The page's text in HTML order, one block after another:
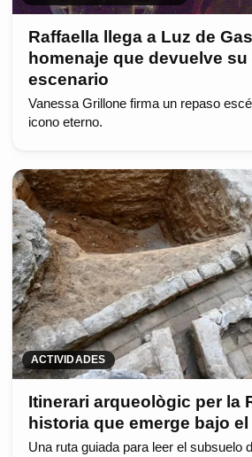
Raffaella llega a Luz de
homenaje que devuelve su
escenario
Vanessa Grillone firma un repaso
icono eterno.
ACTIVIDADES
Itinerari arqueològic per la
historia que emerge bajo
Una ruta guiada para leer el subsuelo